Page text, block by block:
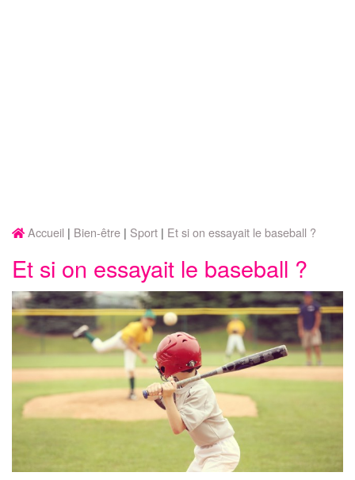
Accueil Bien-être Sport Et si on essayait le baseball ?
Et si on essayait le baseball ?